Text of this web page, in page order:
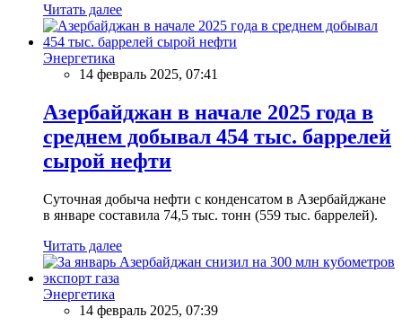
Читать далее
Энергетика
14 февраль 2025, 07:41
Азербайджан в начале 2025 года в
среднем добывал 454 тыс. баррелей
сырой нефти
Суточная добыча нефти с конденсатом в Азербайджане
в январе составила 74,5 тыс. тонн (559 тыс. баррелей).
Читать далее
Энергетика
14 февраль 2025, 07:39